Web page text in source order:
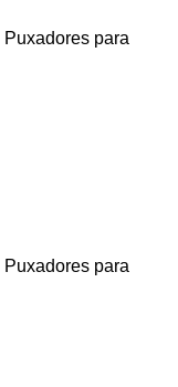
Puxadores para
Puxadores para